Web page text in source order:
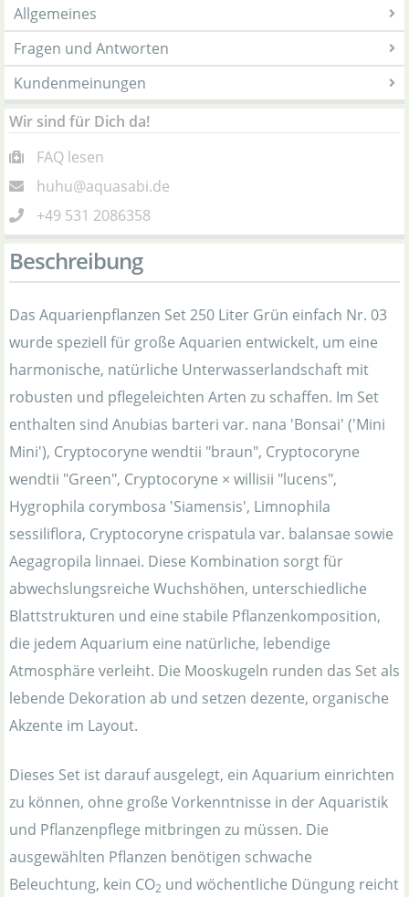
Allgemeines
Fragen und Antworten
Kundenmeinungen
Wir sind für Dich da!
FAQ lesen
huhu@aquasabi.de
+49 531 2086358
Beschreibung
Das Aquarienpflanzen Set 250 Liter Grün einfach Nr. 03
wurde speziell für große Aquarien entwickelt, um eine
harmonische, natürliche Unterwasserlandschaft mit
robusten und pflegeleichten Arten zu schaffen. Im Set
enthalten sind Anubias barteri var. nana 'Bonsai' ('Mini
Mini'), Cryptocoryne wendtii "braun", Cryptocoryne
wendtii "Green", Cryptocoryne × willisii "lucens",
Hygrophila corymbosa 'Siamensis', Limnophila
sessiliflora, Cryptocoryne crispatula var. balansae sowie
Aegagropila linnaei. Diese Kombination sorgt für
abwechslungsreiche Wuchshöhen, unterschiedliche
Blattstrukturen und eine stabile Pflanzenkomposition,
die jedem Aquarium eine natürliche, lebendige
Atmosphäre verleiht. Die Mooskugeln runden das Set als
lebende Dekoration ab und setzen dezente, organische
Akzente im Layout.
Dieses Set ist darauf ausgelegt, ein Aquarium einrichten
zu können, ohne große Vorkenntnisse in der Aquaristik
und Pflanzenpflege mitbringen zu müssen. Die
ausgewählten Pflanzen benötigen schwache
Beleuchtung, kein CO2 und wöchentliche Düngung reicht